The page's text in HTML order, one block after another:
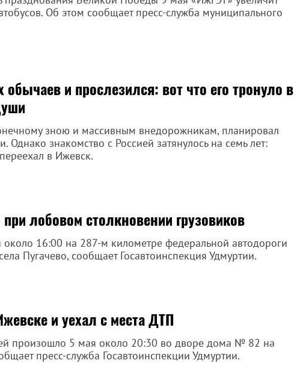
Об этом сообщает пресс-служба муниципального
и прослезился: вот что его тронуло в
зною и массивным внедорожникам, планировал
Однако знакомство с Россией затянулось на семь лет:
в Ижевск.
лобовом столкновении грузовиков
16:00 на 287-м километре федеральной автодороги
Пугачево, сообщает Госавтоинспекция Удмуртии.
и уехал с места ДТП
произошло 5 мая около 20:30 во дворе дома № 82 на
пресс-служба Госавтоинспекции Удмуртии.